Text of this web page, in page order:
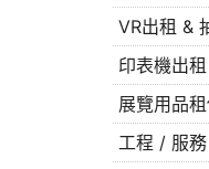
VR出租 &
印表機出租
展覽用品
工程 / 服